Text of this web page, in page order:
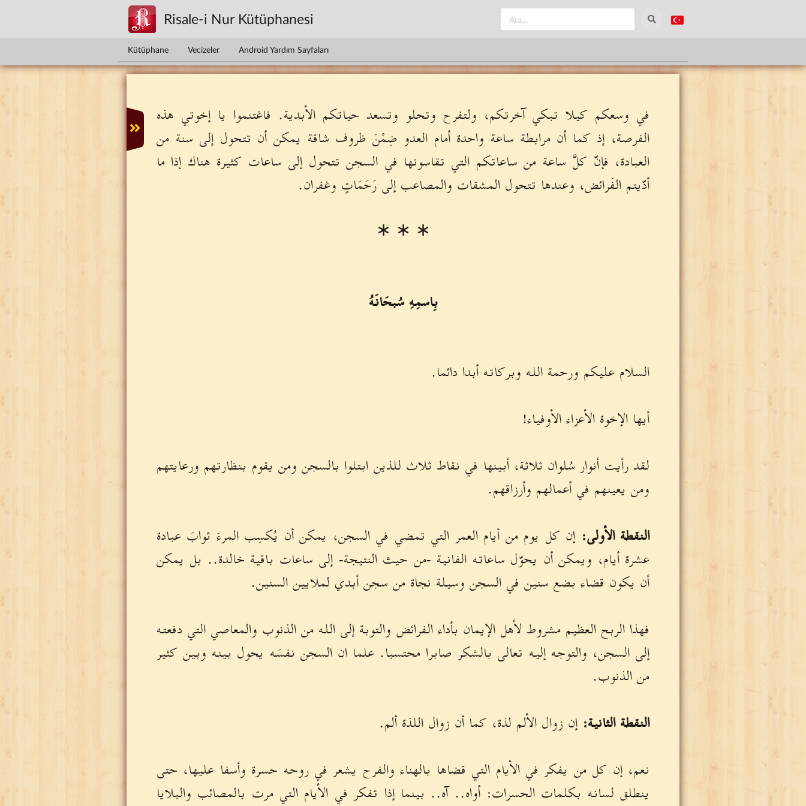
Risale-i Nur Kütüphanesi
Kütüphane Vecizeler Android Yardım Sayfaları
في وسعكم كيلا تبكي آخرتكم، ولتفرح وتحلو وتسعد حياتكم الأبدية. فاغتنموا يا إخوتي هذه
الفرصة، إذ كما أن مرابطة ساعة واحدة أمام العدو ضِمْنَ ظروف شاقة يمكن أن تتحول إلى سنة من
العبادة، فإنّ كلَّ ساعة من ساعاتكم التي تقاسونها في السجن تتحول إلى ساعات كثيرة هناك إذا ما
أدّيتم الفَرائض، وعندها تتحول المشقات والمصاعب إلى رَحَمَاتٍ وغفران.
∗ ∗ ∗
بِاسمِهِ سُبحَانَهُ
السلام عليكم ورحمة الله وبركاته أبدا دائما.
أيها الإخوة الأعزاء الأوفياء!
لقد رأيت أنوار سُلوان ثلاثة، أبينها في نقاط ثلاث للذين ابتلوا بالسجن ومن يقوم بنظارتهم ورعايتهم
ومن يعينهم في أعمالهم وأرزاقهم.
النقطة الأولى: إن كل يوم من أيام العمر التي تمضي في السجن، يمكن أن يُكسِب المرءَ ثوابَ عبادة
عشرة أيام، ويمكن أن يحوّل ساعاته الفانية -من حيث النتيجة- إلى ساعات باقية خالدة.. بل يمكن
أن يكون قضاء بضع سنين في السجن وسيلة نجاة من سجن أبدي لملايين السنين.
فهذا الربح العظيم مشروط لأهل الإيمان بأداء الفرائض والتوبة إلى الله من الذنوب والمعاصي التي دفعته
إلى السجن، والتوجه إليه تعالى بالشكر صابرا محتسبا. علما ان السجن نفسَه يحول بينه وبين كثير
من الذنوب.
النقطة الثانية: إن زوال الألم لذة، كما أن زوال اللذة ألم.
نعم، إن كل من يفكر في الأيام التي قضاها بالهناء والفرح يشعر في روحه حسرة وأسفا عليها، حتى
ينطلق لسانه بكلمات الحسرات: أواه.. آه.. بينما إذا تفكر في الأيام التي مرت بالمصائب والبلايا